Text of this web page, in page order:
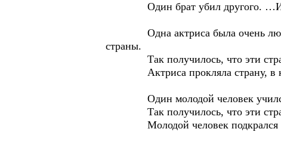
Один брат убил другого. …И
Одна актриса была очень
страны.
Так получилось, что эти
Актриса прокляла страну, в
Один молодой человек учился
Так получилось, что эти
Молодой человек подкрался к